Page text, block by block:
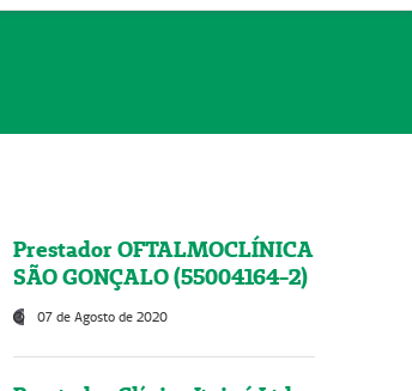
Prestador OFTALMOCLÍNICA
SÃO GONÇALO (55004164-2)
07 de Agosto de 2020